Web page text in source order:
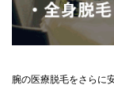
腕の医療脱毛をさらに